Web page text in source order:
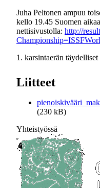
Juha Peltonen ampuu
kello 19.45 Suomen
nettisivustolla: http://
1. karsintaerän
Liitteet
(230 kB)
Yhteistyössä